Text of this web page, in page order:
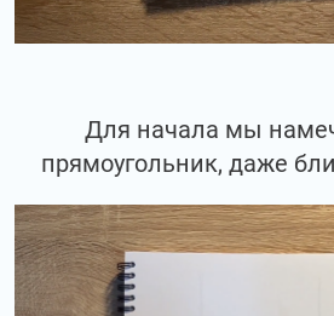
Для начала мы
прямоугольник, даже